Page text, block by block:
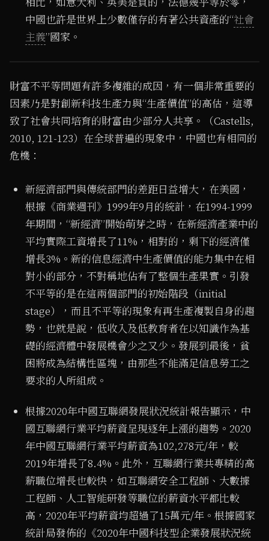
中國也許是世界上少數僅存的有著公共資產的“社會
主義”國家。
財富不平等問題有許多複雜的成因，有一個非常重要的
因素乃是對創新科技生產力與“生產價值”的高估，這導
致了社會共同培育的財富由少部分人共享。（Castells,
2010, 121-123）在全球普遍的現象中，中國也有相同的
危機：
新經濟部門與傳統部門的差距日益增大，在美國，
根據《商業週刊》1999年9月的統計，在1994-1999
年期間，“新經濟”開始萌芽之時，在新經濟產業中的
平均實際工資增長了11%，相對的，剩下的經濟僅
增長3%。新的信息經濟中生產價值的能力集中在相
對小的部分，不對稱地佔有了整個生產果實。引發
不平等的是在這兩個部門的初始階段（initial
stage），而且不平等的現象有再生產複製自身的趨
勢，也就是說，低收入及低教育者在以知識作為基
礎的經濟體中發展機會少之又少。發展到最後，貧
困將成為結構性區塊，由那些不能滿足信息勞工之
要求的人所組成。
根據2020年中國互聯網發展狀況統計報告顯示，中
國互聯網行業平均薪資呈現逐年上漲的趨勢。2020
年中國互聯網行業平均薪資為102,278元/年，較
2019年增長了8.4%。此外，互聯網行業共專精的高
薪職位增長也較快，如互聯網安全工程師、大數據
工程師、人工智能研發等職位的薪資水平都比較
高，2020年平均薪資均超過了15萬元/年。根據國家
統計局發佈的《2020年中國科技型企業發展狀況統